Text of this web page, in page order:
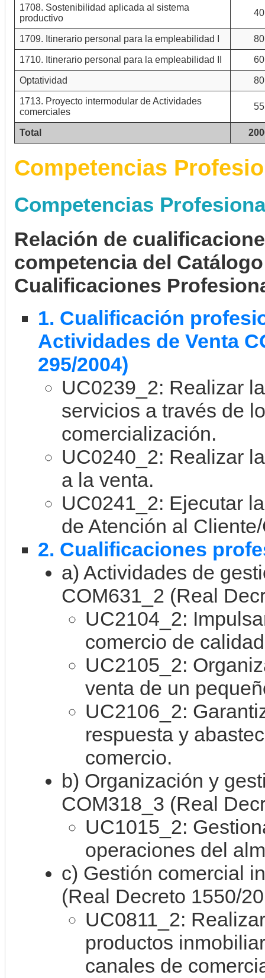
1708. Sostenibilidad aplicada al sistema
productivo
40
1709. Itinerario personal para la empleabilidad I 80
1710. Itinerario personal para la empleabilidad II 60
Optatividad 80
1713. Proyecto intermodular de Actividades
comerciales
55
Total
Competencias
Competencias
Relación de
competencia del
Cualificaciones
1. Cualificación
Actividades de Venta
295/2004)
UC0239_2: Realizar
servicios a través de
comercialización.
UC0240_2: Realizar
a la venta.
UC0241_2: Ejecutar
de Atención al
2. Cualificaciones
a) Actividades de
COM631_2 (Real
UC2104_2:
comercio de
UC2105_2:
venta de un
UC2106_2:
respuesta y
comercio.
b) Organización y
COM318_3 (Real
UC1015_2:
operaciones del
c) Gestión comercial
(Real Decreto 1550/
UC0811_2:
productos
canales de